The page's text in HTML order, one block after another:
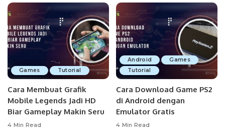
Games Tutorial
Cara Membuat Grafik
Mobile Legends Jadi HD
Biar Gameplay Makin Seru
4 Min Read
Android
Games
Tutorial
Cara Download Game PS2
di Android dengan
Emulator Gratis
4 Min Read